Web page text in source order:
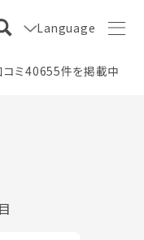
Language
ミ40655件を掲載中